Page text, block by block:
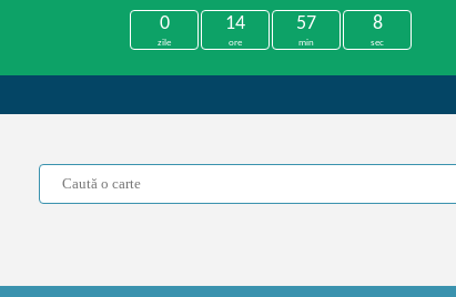
0
zile
14
ore
57
min
8
sec